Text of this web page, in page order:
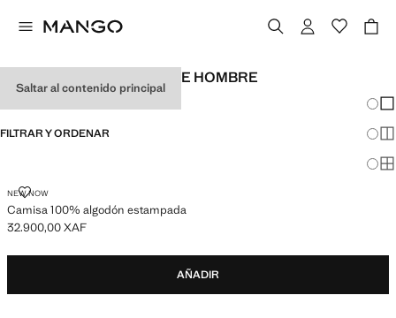
Saltar al contenido principal
CAMISAS ESTAMPADAS DE HOMBRE
FILTRAR Y ORDENAR
NEW NOW
Camisa 100% algodón estampada
CAMISA 100% ALGODÓN ESTAMPADA
Precio actual [32.900,00 XAF ]
32.900,00 XAF
AÑADIR